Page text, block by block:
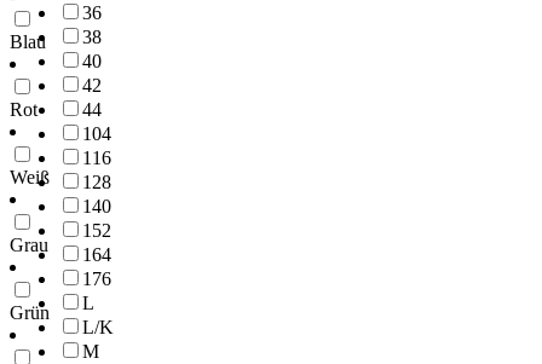
36
38
40
42
44
104
116
128
140
152
164
176
L
L/K
M
Blau
Rot
Weiß
Grau
Grün